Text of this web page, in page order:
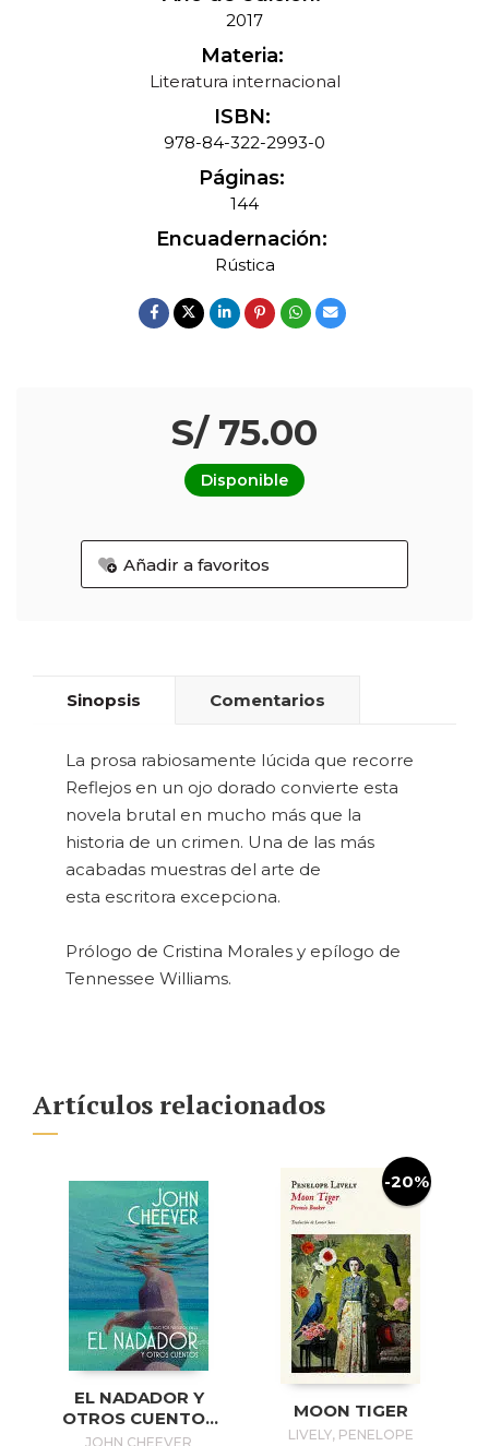
2017
Materia:
Literatura internacional
ISBN:
978-84-322-2993-0
Páginas:
144
Encuadernación:
Rústica
S/ 75.00
Disponible
Añadir a favoritos
Sinopsis Comentarios
La prosa rabiosamente lúcida que recorre
Reflejos en un ojo dorado convierte esta
novela brutal en mucho más que la
historia de un crimen. Una de las más
acabadas muestras del arte de
esta escritora excepciona.
Prólogo de Cristina Morales y epílogo de
Tennessee Williams.
Artículos relacionados
EL NADADOR Y
OTROS CUENTOS
(EDICIÓN
JOHN CHEEVER
-20%
MOON TIGER
LIVELY, PENELOPE